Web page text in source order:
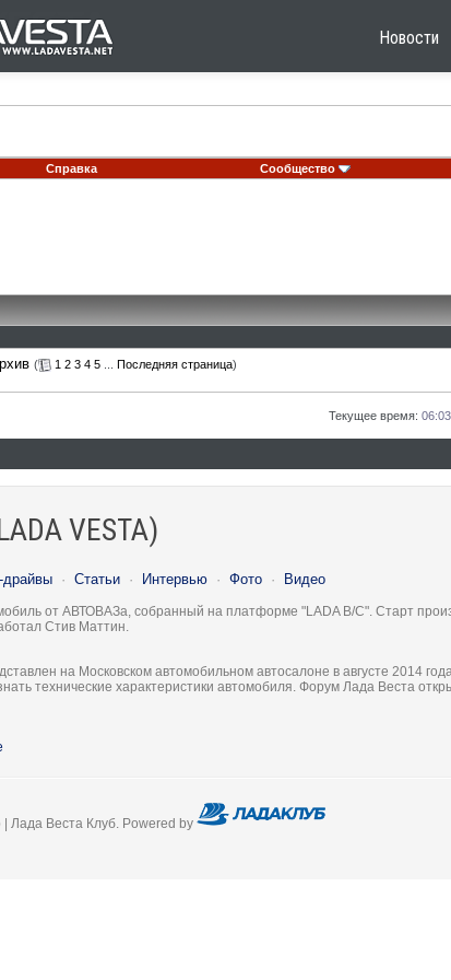
Новости
Справка Сообщество
( 1 2 3 4 5 Последняя страница)
Текущее время: 06:03
VESTA)
драйвы · Статьи · Интервью · Фото · Видео
от АВТОВАЗа, собранный на платформе "LADA B/C". Старт
Стив Маттин.
на Московском автомобильном автосалоне в августе 2014
технические характеристики автомобиля. Форум Лада Веста
Лада Веста Клуб. Powered by